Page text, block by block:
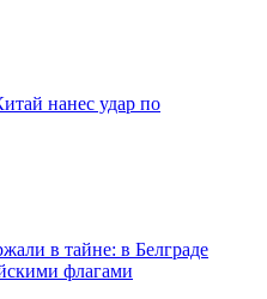
нанес удар по
в тайне: в Белграде
флагами